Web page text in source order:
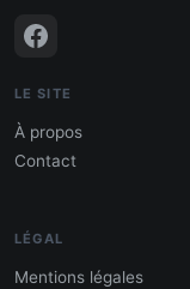
LE SITE
À propos
Contact
LÉGAL
Mentions légales